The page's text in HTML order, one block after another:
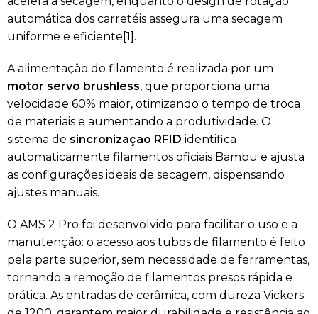
automática dos carretéis assegura uma secagem
uniforme e eficiente[1].
A alimentação do filamento é realizada por um
motor servo brushless, que proporciona uma
velocidade 60% maior, otimizando o tempo de troca
de materiais e aumentando a produtividade. O
sistema de sincronização RFID identifica
automaticamente filamentos oficiais Bambu e ajusta
as configurações ideais de secagem, dispensando
ajustes manuais.
O AMS 2 Pro foi desenvolvido para facilitar o uso e a
manutenção: o acesso aos tubos de filamento é feito
pela parte superior, sem necessidade de ferramentas,
tornando a remoção de filamentos presos rápida e
prática. As entradas de cerâmica, com dureza Vickers